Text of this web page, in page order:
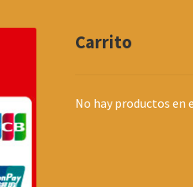
Carrito
No hay productos en